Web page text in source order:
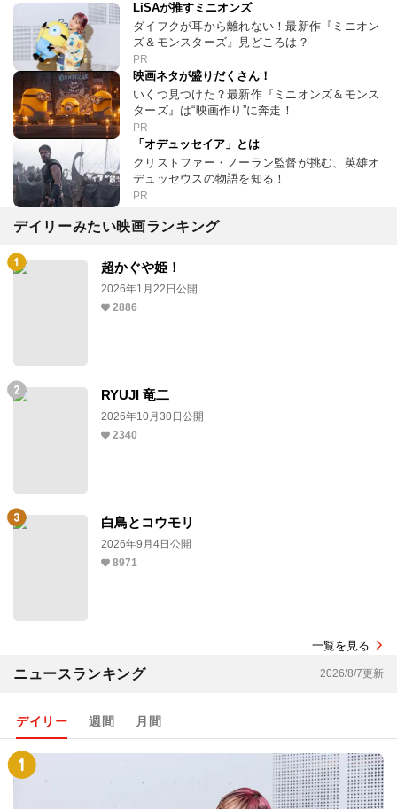
LiSAが推すミニオンズ
ダイフクが耳から離れない！最新作『ミニオン
ズ＆モンスターズ』見どころは？
PR
映画ネタが盛りだくさん！
いくつ見つけた？最新作『ミニオンズ＆モンス
ターズ』は“映画作り”に奔走！
PR
「オデュッセイア」とは
クリストファー・ノーラン監督が挑む、英雄オ
デュッセウスの物語を知る！
PR
デイリーみたい映画ランキング
超かぐや姫！
2026年1月22日公開
2886
RYUJI 竜二
2026年10月30日公開
2340
白鳥とコウモリ
2026年9月4日公開
8971
一覧を見る
ニュースランキング 2026/8/7更新
デイリー 週間 月間